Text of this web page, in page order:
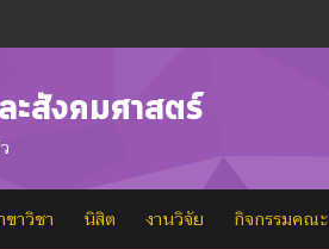
ะสังคมศาสตร์
ขาวิชา นิสิต งานวิจัย กิจกรรมคณะ